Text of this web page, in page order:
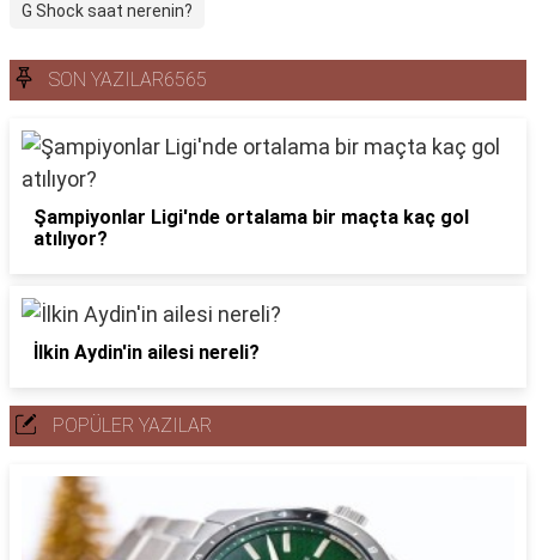
G Shock saat nerenin?
SON YAZILAR6565
Şampiyonlar Ligi'nde ortalama bir maçta kaç gol
atılıyor?
İlkin Aydin'in ailesi nereli?
POPÜLER YAZILAR